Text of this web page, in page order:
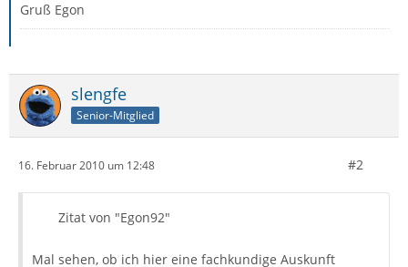
Gruß Egon
slengfe
Senior-Mitglied
16. Februar 2010 um 12:48 #2
Zitat von "Egon92"
Mal sehen, ob ich hier eine fachkundige Auskunft